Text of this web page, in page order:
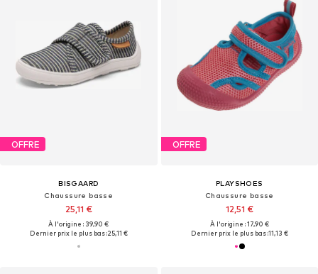
OFFRE
BISGAARD
Chaussure basse
25,11 €
À l'origine : 39,90 €
Dernier prix le plus bas :25,11 €
OFFRE
PLAYSHOES
Chaussure basse
12,51 €
À l'origine : 17,90 €
Dernier prix le plus bas :11,13 €